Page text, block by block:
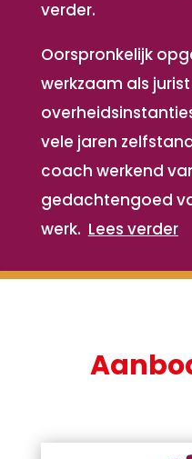
verder.
Oorspronkelijk
werkzaam als
vele jaren
coach werkend
gedachtengoed
werk. Lees verder